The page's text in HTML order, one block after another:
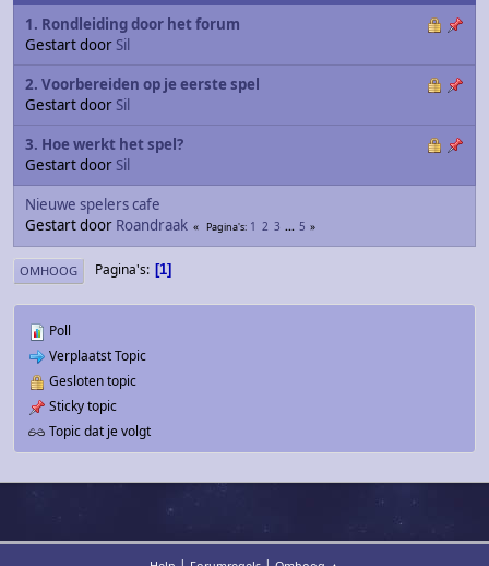
1. Rondleiding door het forum
Gestart door Sil
2. Voorbereiden op je eerste spel
Gestart door Sil
3. Hoe werkt het spel?
Gestart door Sil
Nieuwe spelers cafe
Gestart door Roandraak Pagina's 1 2 3 ... 5
OMHOOG Pagina's 1
Poll
Verplaatst Topic
Gesloten topic
Sticky topic
Topic dat je volgt